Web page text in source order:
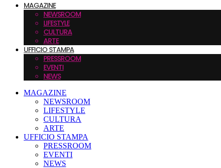
MAGAZINE
NEWSROOM
LIFESTYLE
CULTURA
ARTE
UFFICIO STAMPA
PRESSROOM
EVENTI
NEWS
MAGAZINE
NEWSROOM
LIFESTYLE
CULTURA
ARTE
UFFICIO STAMPA
PRESSROOM
EVENTI
NEWS